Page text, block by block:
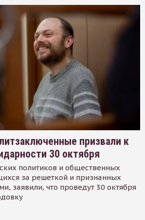
призвали к
30 октября
политиков и общественных
за решеткой и признанных
заявили, что проведут 30 октября